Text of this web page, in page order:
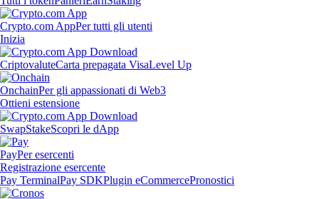
Crypto.com AppPer tutti gli utenti
Inizia
CriptovaluteCarta prepagata VisaLevel Up
OnchainPer gli appassionati di Web3
Ottieni estensione
SwapStakeScopri le dApp
PayPer esercenti
Registrazione esercente
Pay TerminalPay SDKPlugin eCommercePronostici